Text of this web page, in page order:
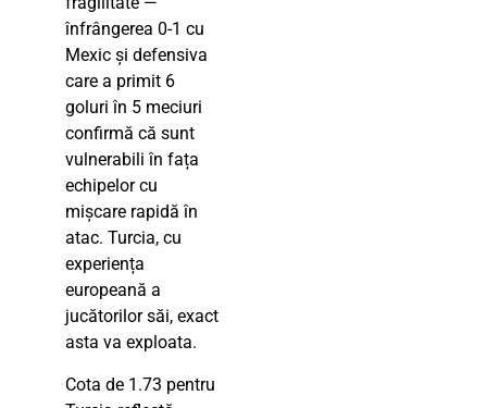
înfrângerea 0-1 cu
Mexic și defensiva
care a primit 6
goluri în 5 meciuri
confirmă că sunt
vulnerabili în fața
echipelor cu
mișcare rapidă în
atac. Turcia, cu
experiența
europeană a
jucătorilor săi, exact
asta va exploata.
Cota de 1.73 pentru